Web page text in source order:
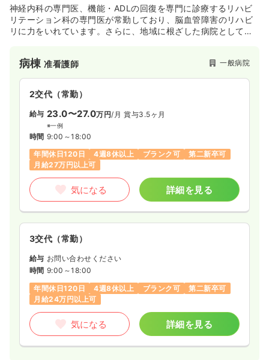
神経内科の専門医、機能・ADLの回復を専門に診療するリハビ
リテーション科の専門医が常勤しており、脳血管障害のリハビ
リに力をいれています。さらに、地域に根ざした病院としての
病棟准看護師 一般病院
2交代（常勤）
給与 23.0〜27.0万円/月 賞与3.5ヶ月
※一例
時間 9:00～18:00
年間休日120日
4週8休以上 ブランク可
第二新卒可
月給27万円以上可
気になる 詳細を見る
3交代（常勤）
給与 お問い合わせください
時間 9:00～18:00
年間休日120日
4週8休以上 ブランク可
第二新卒可
月給24万円以上可
気になる 詳細を見る